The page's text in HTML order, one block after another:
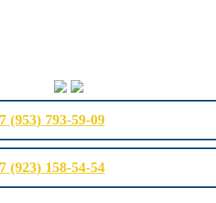
(953) 793-59-09
(923) 158-54-54